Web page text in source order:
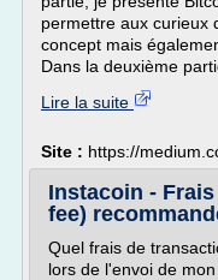
permettre aux curieux
concept mais
Dans la deuxième
Lire la suite
Site : https://
Instacoin -
fee)
Quel frais de
lors de l'envoi de